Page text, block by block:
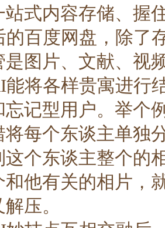
站式内容存储、握
百度网盘，除了
是图片、文献、视
将各样贵寓进行
忘记型用户。举个
将每个东谈主单独
这个东谈主整个的
和他有关的相片，
压。